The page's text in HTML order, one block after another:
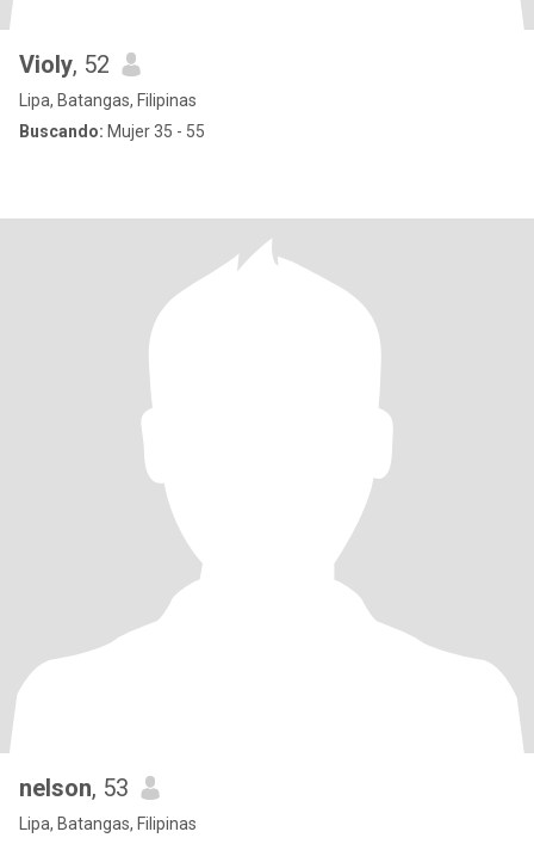
Violy, 52
Lipa, Batangas, Filipinas
Buscando: Mujer 35 - 55
nelson, 53
Lipa, Batangas, Filipinas